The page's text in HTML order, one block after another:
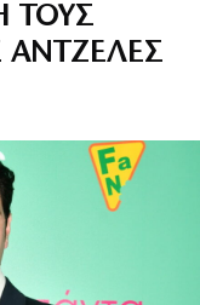
ΤΟΥΣ